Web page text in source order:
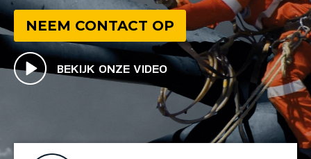
NEEM CONTACT OP
BEKIJK ONZE VIDEO